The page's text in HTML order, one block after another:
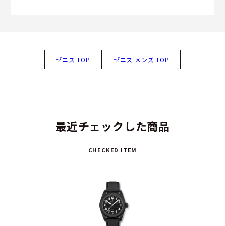
ゼニス TOP ゼニス メンズ TOP
最近チェックした商品
CHECKED ITEM